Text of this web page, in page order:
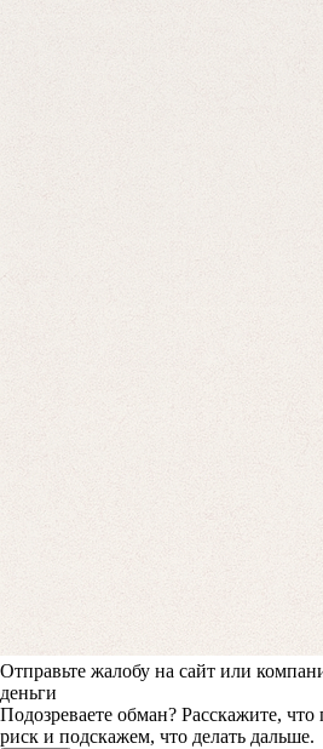
Отправьте жалобу на сайт или
деньги
Подозреваете обман? Расскажите,
риск и подскажем, что делать дальше.